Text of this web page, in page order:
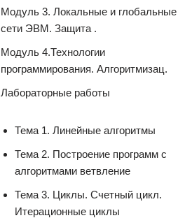
Модуль 3. Локальные и глобальные
сети ЭВМ. Защита .
Модуль 4.Технологии
программирования. Алгоритмизац.
Лабораторные работы
Тема 1. Линейные алгоритмы
Тема 2. Построение программ с
алгоритмами ветвление
Тема 3. Циклы. Счетный цикл.
Итерационные циклы